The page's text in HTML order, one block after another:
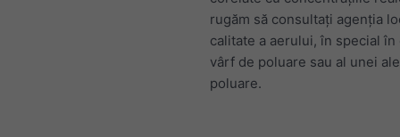
rugăm să consultați agenția
calitate a aerului, în special în
vârf de poluare sau al unei
poluare.